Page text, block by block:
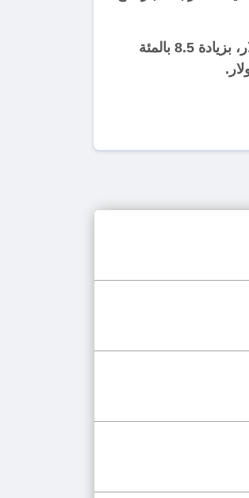
وبحسب بيانات وزارة التجارة التركية ومجلس المصدرين، بلغ إجمالي صادرات البلاد في نيسان الماضي وحده 20.9 مليار دولار، بزيادة 8.5 بالمئة